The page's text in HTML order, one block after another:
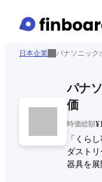
日本企業 パナソニック
パナ
価
時価総額
「くら
ダスト
器具を展